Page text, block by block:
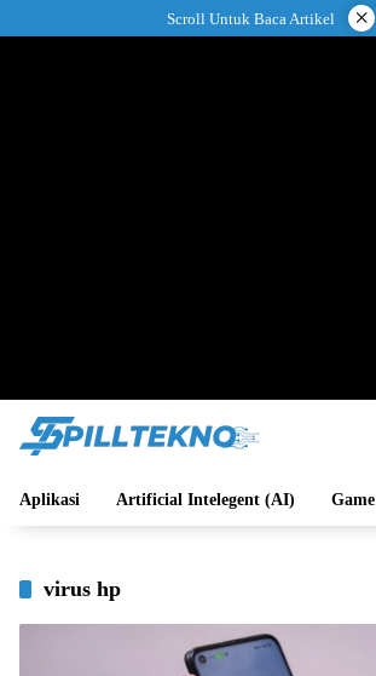
ke
Scroll Untuk Baca Artikel ×
Aplikasi Artificial Intelegent (AI) Game
virus hp